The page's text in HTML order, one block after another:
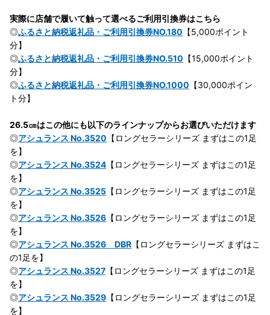
実際に店舗で履いて触って選べるご利用引換券はこちら
◎ふるさと納税返礼品・ご利用引換券NO.180 【5,000ポイント
分】
◎ふるさと納税返礼品・ご利用引換券NO.510 【15,000ポイント
分】
◎ふるさと納税返礼品・ご利用引換券NO.1000 【30,000ポイン
ト分】
26.5㎝はこの他にも以下のラインナップからお選びいただけます
◎アシュランス No.3520 【ロングセラーシリーズ まずはこの1足
を】
◎アシュランス No.3524 【ロングセラーシリーズ まずはこの1足
を】
◎アシュランス No.3525 【ロングセラーシリーズ まずはこの1足
を】
◎アシュランス No.3526 【ロングセラーシリーズ まずはこの1足
を】
◎アシュランス No.3526 DBR 【ロングセラーシリーズ まずはこ
の1足を】
◎アシュランス No.3527 【ロングセラーシリーズ まずはこの1足
を】
◎アシュランス No.3529 【ロングセラーシリーズ まずはこの1足
を】